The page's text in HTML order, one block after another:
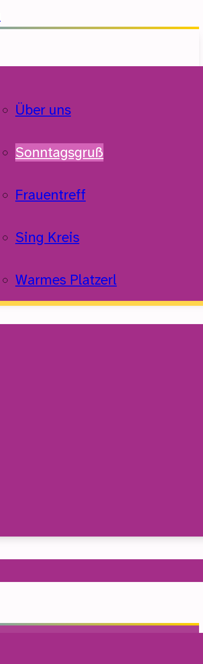
Über uns
Sonntagsgruß
Frauentreff
Sing Kreis
Warmes Platzerl